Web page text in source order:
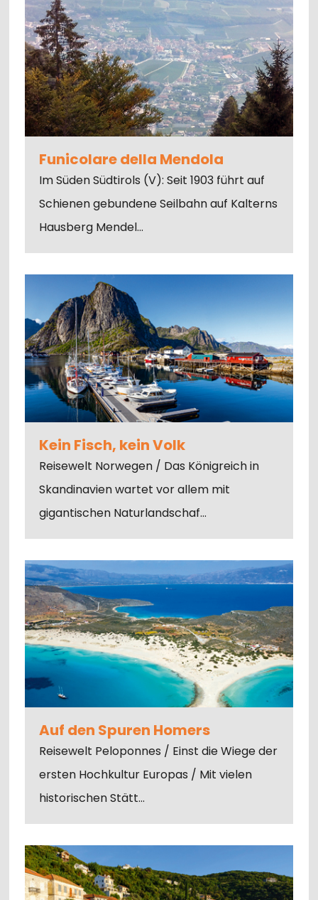
Funicolare della Mendola
Im Süden Südtirols (V): Seit 1903 führt auf
Schienen gebundene Seilbahn auf Kalterns
Hausberg Mendel…
Kein Fisch, kein Volk
Reisewelt Norwegen / Das Königreich in
Skandinavien wartet vor allem mit
gigantischen Naturlandschaf…
Auf den Spuren Homers
Reisewelt Peloponnes / Einst die Wiege der
ersten Hochkultur Europas / Mit vielen
historischen Stätt…